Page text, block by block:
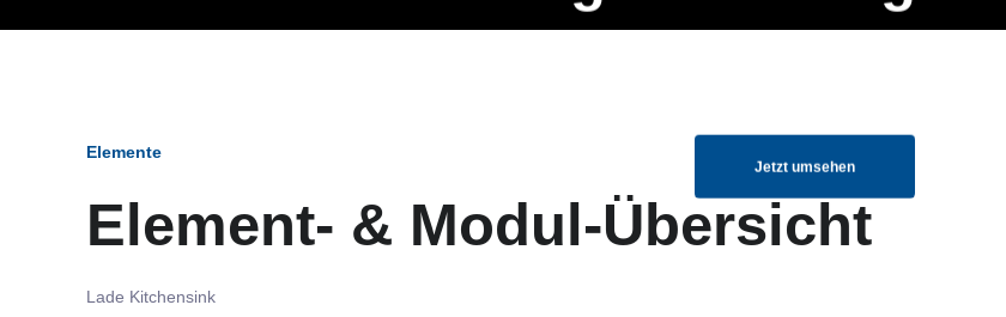
Jetzt umsehen
Elemente
Element- & Modul-Übersicht
Lade Kitchensink